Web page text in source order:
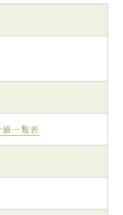
れに原材料名や
ルが貼ってある
ントしたいときに
。
色です。
く手で持つとし
思いきや、中は
わいの中に抹茶
味しいクッキー
一覧表